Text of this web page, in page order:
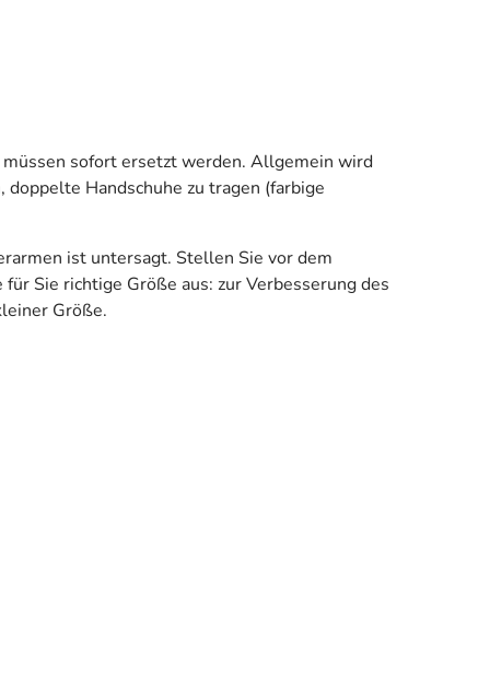
sofort ersetzt werden. Allgemein wird
Handschuhe zu tragen (farbige
ist untersagt. Stellen Sie vor dem
Sie richtige Größe aus: zur Verbesserung des
Größe.